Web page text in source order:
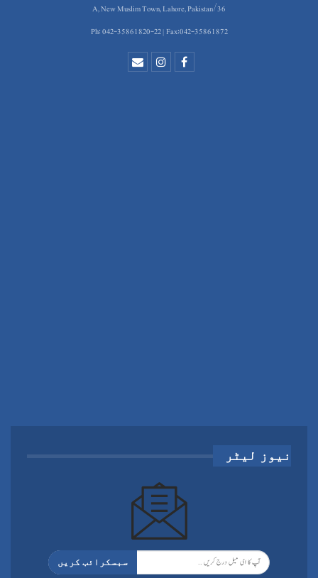
36/A, New Muslim Town, Lahore, Pakistan
Ph: 042-35861820-22 | Fax:042-35861872
نیوز لیٹر
سبسکرائب کریں